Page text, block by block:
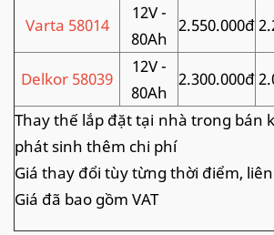
Varta 58014
12V -
80Ah
2.550.000đ
Delkor 58039
12V -
80Ah
2.300.000đ
Thay thế lắp đặt tại nhà trong bán
phát sinh thêm chi phí
Giá thay đổi tùy từng thời điểm,
Giá đã bao gồm VAT